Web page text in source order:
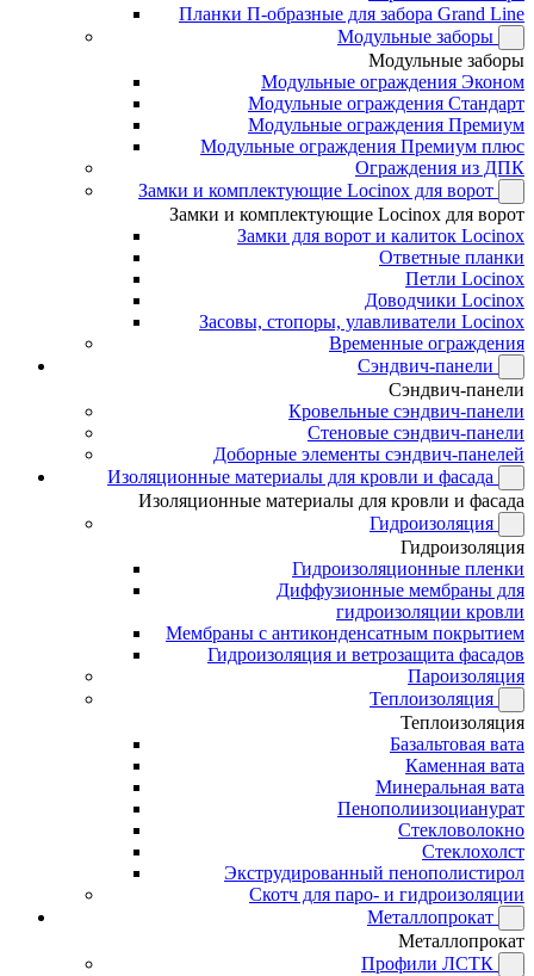
Планки П-образные для забора Grand Line
Модульные заборы
Модульные заборы
Модульные ограждения Эконом
Модульные ограждения Стандарт
Модульные ограждения Премиум
Модульные ограждения Премиум плюс
Ограждения из ДПК
Замки и комплектующие Locinox для ворот
Замки и комплектующие Locinox для ворот
Замки для ворот и калиток Locinox
Ответные планки
Петли Locinox
Доводчики Locinox
Засовы, стопоры, улавливатели Locinox
Временные ограждения
Сэндвич-панели
Сэндвич-панели
Кровельные сэндвич-панели
Стеновые сэндвич-панели
Доборные элементы сэндвич-панелей
Изоляционные материалы для кровли и фасада
Изоляционные материалы для кровли и фасада
Гидроизоляция
Гидроизоляция
Гидроизоляционные пленки
Диффузионные мембраны для
гидроизоляции кровли
Мембраны с антиконденсатным покрытием
Гидроизоляция и ветрозащита фасадов
Пароизоляция
Теплоизоляция
Теплоизоляция
Базальтовая вата
Каменная вата
Минеральная вата
Пенополиизоцианурат
Стекловолокно
Стеклохолст
Экструдированный пенополистирол
Скотч для паро- и гидроизоляции
Металлопрокат
Металлопрокат
Профили ЛСТК